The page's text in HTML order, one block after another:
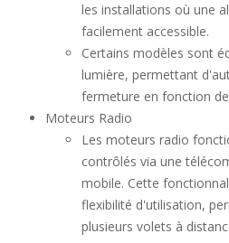
les installations où une
facilement accessible.
Certains modèles sont
lumière, permettant
fermeture en fonction
Moteurs Radio
Les moteurs radio
contrôlés via une
mobile. Cette
flexibilité d'utilisation,
plusieurs volets à